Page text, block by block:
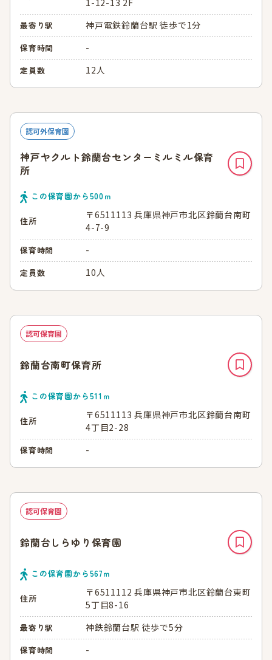
最寄り駅 神戸電鉄鈴蘭台駅 徒歩で1分
保育時間 -
定員数 12人
認可外保育園
神戸ヤクルト鈴蘭台センターミルミル保育
所
この保育園から500ｍ
住所
〒6511113 兵庫県神戸市北区鈴蘭台南町
4-7-9
保育時間 -
定員数 10人
認可保育園
鈴蘭台南町保育所
この保育園から511 ｍ
住所
〒6511113 兵庫県神戸市北区鈴蘭台南町
4丁目2-28
保育時間 -
認可保育園
鈴蘭台しらゆり保育園
この保育園から567ｍ
住所
〒6511112 兵庫県神戸市北区鈴蘭台東町
5丁目8-16
最寄り駅 神鉄鈴蘭台駅 徒歩で5分
保育時間 -